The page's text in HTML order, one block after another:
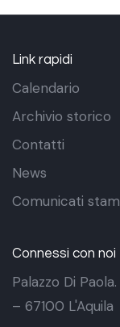
Link rapidi
Calendario
Archivio storico
Contatti
News
Comunicati
Connessi con noi
Palazzo Di
– 67100 L'Aquila